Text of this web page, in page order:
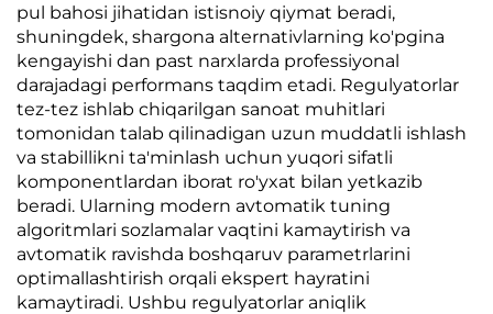
pul bahosi jihatidan istisnoiy qiymat beradi,
shuningdek, shargona alternativlarning ko'pgina
kengayishi dan past narxlarda professiyonal
darajadagi performans taqdim etadi. Regulyatorlar
tez-tez ishlab chiqarilgan sanoat muhitlari
tomonidan talab qilinadigan uzun muddatli ishlash
va stabillikni ta'minlash uchun yuqori sifatli
komponentlardan iborat ro'yxat bilan yetkazib
beradi. Ularning modern avtomatik tuning
algoritmlari sozlamalar vaqtini kamaytirish va
avtomatik ravishda boshqaruv parametrlarini
optimallashtirish orqali ekspert hayratini
kamaytiradi. Ushbu regulyatorlar aniqlik